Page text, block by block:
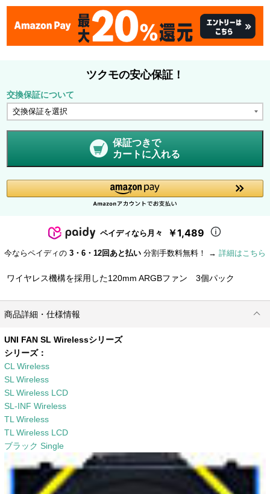
ツクモの安心保証！
交換保証について
保証つきで
カートに入れる
ペイディなら月々 ￥1,489
今ならペイディの 3・6・12回あと払い 分割手数料無料！ → 詳細はこちら
ワイヤレス機構を採用した120mm ARGBファン 3個パック
商品詳細・仕様情報
UNI FAN SL Wirelessシリーズ
シリーズ：
CL Wireless
SL Wireless
SL Wireless LCD
SL-INF Wireless
TL Wireless
TL Wireless LCD
ブラック Single